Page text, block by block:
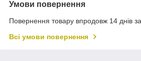
Умови повернення
Повернення товару впродовж 14 днів
Всі умови повернення